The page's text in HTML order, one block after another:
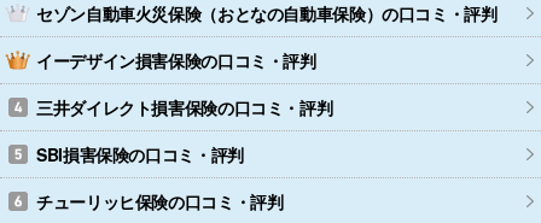
セゾン自動車火災保険（おとなの自動車保険）の口コミ・評判
イーデザイン損害保険の口コミ・評判
三井ダイレクト損害保険の口コミ・評判
SBI損害保険の口コミ・評判
チューリッヒ保険の口コミ・評判